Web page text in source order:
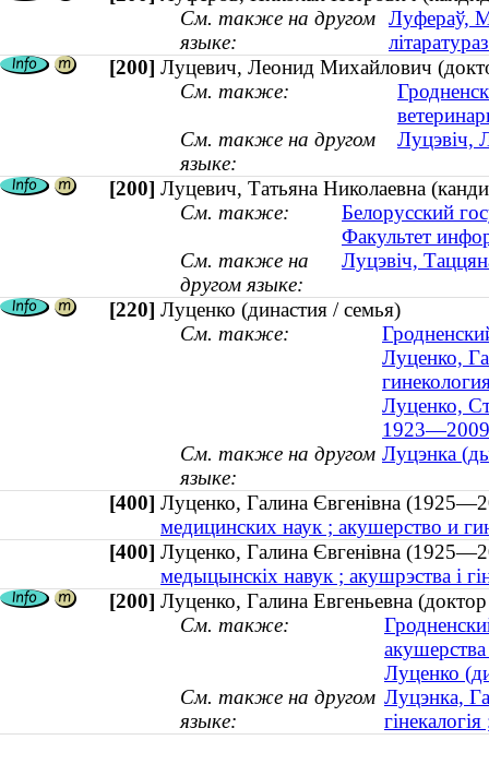
См. также на другом
языке:
Луфераў,
[200] Луцевич, Леонид Михайлович
См. также:
См. также на другом
языке:
Луцэвіч,
[200] Луцевич, Татьяна Николаевна
См. также:
Белорусский
Факультет
См. также на
другом языке:
Луцэвіч,
[220] Луценко (династия / семья)
См. также:
Луценко,
Луценко,
См. также на другом
языке:
Луцэнка
[400] Луценко, Галина Євгенівна
медицинских наук ; акушерство и
[400] Луценко, Галина Євгенівна
медыцынскіх навук ; акушрэства і
[200] Луценко, Галина Евгеньевна
См. также:
Луценко
См. также на другом
языке:
Луцэнка,